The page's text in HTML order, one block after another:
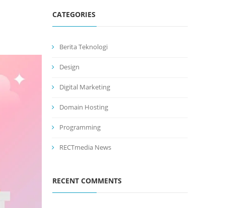
CATEGORIES
Berita Teknologi
Design
Digital Marketing
Domain Hosting
Programming
RECTmedia News
RECENT COMMENTS